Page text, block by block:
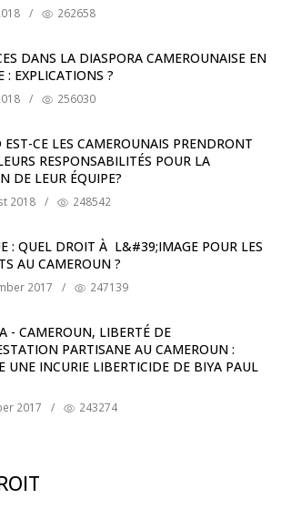
/ 262658
DANS LA DIASPORA CAMEROUNAISE EN
: EXPLICATIONS ?
/ 256030
CE LES CAMEROUNAIS PRENDRONT
RESPONSABILITÉS POUR LA
DE LEUR ÉQUIPE?
2018 / 248542
: QUEL DROIT À L&#39;IMAGE POUR LES
AU CAMEROUN ?
2017 / 247139
- CAMEROUN, LIBERTÉ DE
PARTISANE AU CAMEROUN :
UNE INCURIE LIBERTICIDE DE BIYA PAUL
2017 / 243274